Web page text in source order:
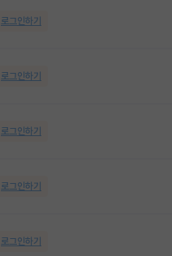
로그인하기
로그인하기
로그인하기
로그인하기
로그인하기